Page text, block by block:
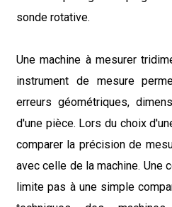
sonde rotative.
Une machine à mesurer
instrument de mesure
erreurs géométriques,
d'une pièce. Lors du choix
comparer la précision de
avec celle de la machine. Une
limite pas à une simple